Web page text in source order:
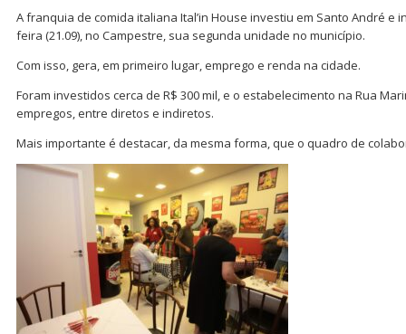
A franquia de comida italiana Ital’in House investiu em Santo André e
feira (21.09), no Campestre, sua segunda unidade no município.
Com isso, gera, em primeiro lugar, emprego e renda na cidade.
Foram investidos cerca de R$ 300 mil, e o estabelecimento na Rua
empregos, entre diretos e indiretos.
Mais importante é destacar, da mesma forma, que o quadro de